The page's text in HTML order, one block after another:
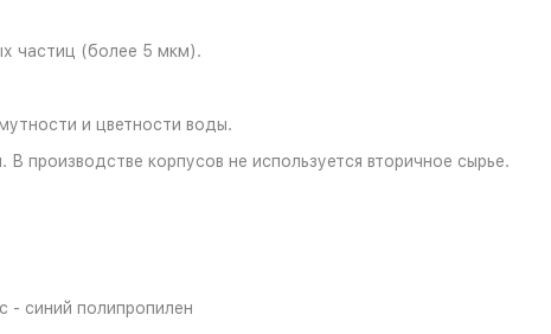
частиц (более 5 мкм).
и цветности воды.
производстве корпусов не используется вторичное сырье.
- синий полипропилен